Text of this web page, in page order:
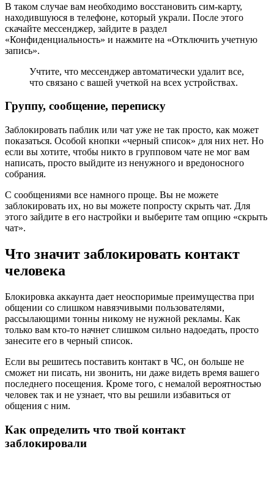
В таком случае вам необходимо восстановить сим-карту,
находившуюся в телефоне, который украли. После этого
скачайте мессенджер, зайдите в раздел
«Конфиденциальность» и нажмите на «Отключить учетную
запись».
Учтите, что мессенджер автоматически удалит все,
что связано с вашей учеткой на всех устройствах.
Группу, сообщение, переписку
Заблокировать паблик или чат уже не так просто, как может
показаться. Особой кнопки «черный список» для них нет. Но
если вы хотите, чтобы никто в групповом чате не мог вам
написать, просто выйдите из ненужного и вредоносного
собрания.
С сообщениями все намного проще. Вы не можете
заблокировать их, но вы можете попросту скрыть чат. Для
этого зайдите в его настройки и выберите там опцию «скрыть
чат».
Что значит заблокировать контакт
человека
Блокировка аккаунта дает неоспоримые преимущества при
общении со слишком навязчивыми пользователями,
рассылающими тонны никому не нужной рекламы. Как
только вам кто-то начнет слишком сильно надоедать, просто
занесите его в черный список.
Если вы решитесь поставить контакт в ЧС, он больше не
сможет ни писать, ни звонить, ни даже видеть время вашего
последнего посещения. Кроме того, с немалой вероятностью
человек так и не узнает, что вы решили избавиться от
общения с ним.
Как определить что твой контакт
заблокировали